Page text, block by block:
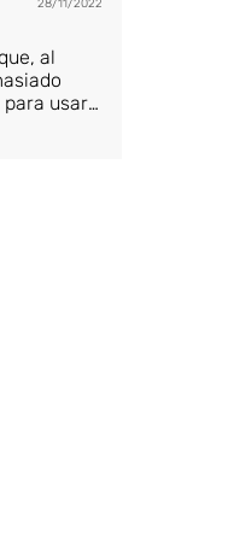
28/11/2022
al
usar